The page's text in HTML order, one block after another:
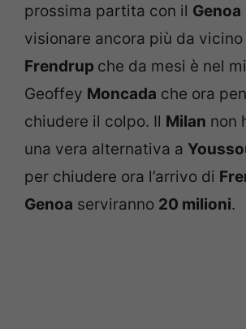
prossima partita con il Genoa
visionare ancora più da vicino
Frendrup che da mesi è nel
Geoffey Moncada che ora
chiudere il colpo. Il Milan non
una vera alternativa a
per chiudere ora l’arrivo di
Genoa serviranno 20 milioni.